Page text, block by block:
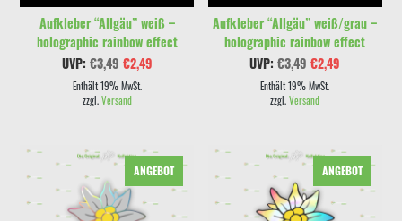
Aufkleber “Allgäu” weiß –
holographic rainbow effect
UVP: €3,49 Ursprünglicher
Preis
war:
€3,49
€2,49Aktueller
Enthält 19% MwSt.
zzgl.Versand
Aufkleber “Allgäu” weiß/grau –
holographic rainbow effect
UVP: €3,49Ursprünglicher
Preis
war:
€3,49
€2,49
Enthält 19% MwSt.
zzgl.Versand
ANGEBOT ANGEBOT